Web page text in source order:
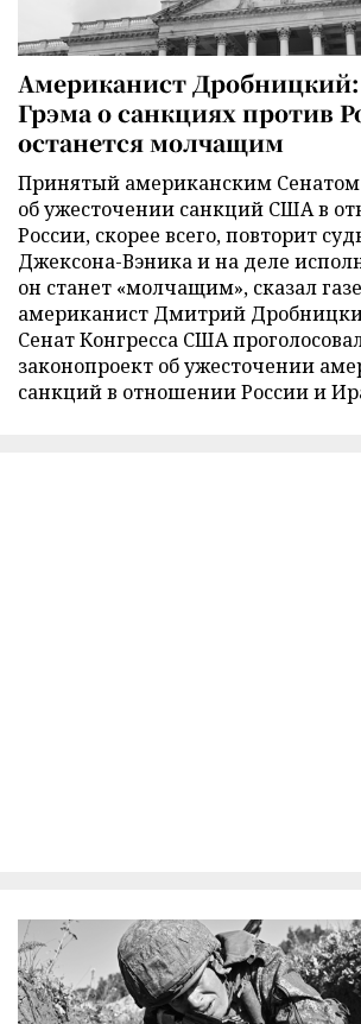
Американист Дробницкий:
Грэма о санкциях против
останется молчащим
Принятый американским Сенатом
об ужесточении санкций США в
России, скорее всего, повторит
Джексона-Вэника и на деле
он станет «молчащим», сказал
американист Дмитрий
Сенат Конгресса США
законопроект об ужесточении
санкций в отношении России и